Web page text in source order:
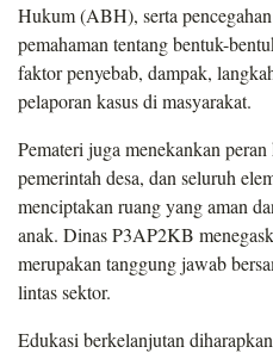
Hukum (ABH), serta
pemahaman tentang bentuk-
faktor penyebab, dampak,
pelaporan kasus di masyarakat.
Pemateri juga menekankan
pemerintah desa, dan seluruh
menciptakan ruang yang aman
anak. Dinas P3AP2KB
merupakan tanggung jawab
lintas sektor.
Edukasi berkelanjutan